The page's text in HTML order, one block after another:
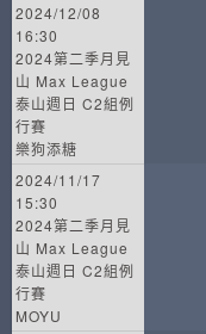
2024/12/08
16:30
2024第二季月見
山 Max League
泰山週日 C2組例
行賽
樂狗添糖
2024/11/17
15:30
2024第二季月見
山 Max League
泰山週日 C2組例
行賽
MOYU